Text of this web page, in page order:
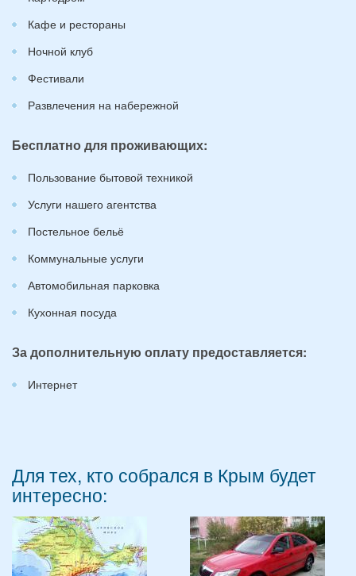
Кафе и рестораны
Ночной клуб
Фестивали
Развлечения на набережной
Бесплатно для проживающих:
Пользование бытовой техникой
Услуги нашего агентства
Постельное бельё
Коммунальные услуги
Автомобильная парковка
Кухонная посуда
За дополнительную оплату предоставляется:
Интернет
Для тех, кто собрался в Крым будет
интересно: